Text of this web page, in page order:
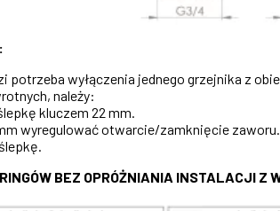
potrzeba wyłączenia jednego grzejnika z
należy:
kluczem 22 mm.
wyregulować otwarcie/zamknięcie zaworu.
BEZ OPRÓŻNIANIA INSTALACJI Z